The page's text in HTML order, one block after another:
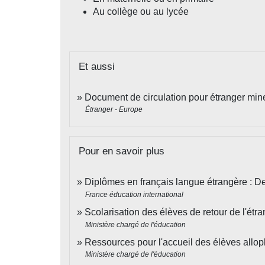
Au collège ou au lycée
Et aussi
Document de circulation pour étranger
Étranger - Europe
Pour en savoir plus
Diplômes en français langue étrangère :
France éducation international
Scolarisation des élèves de retour de
Ministère chargé de l'éducation
Ressources pour l'accueil des élèves
Ministère chargé de l'éducation